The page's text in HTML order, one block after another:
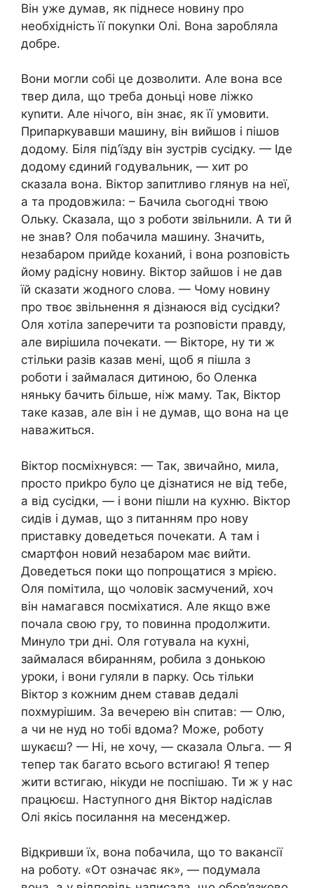
Він уже думав, як піднесе новину про
необхідність її покуnки Олі. Вона заробляла
добре.
Вони могли собі це дозволити. Але вона все
твер дила, що треба доньці нове ліжко
куnити. Але нічого, він знає, як її умовити.
Припаркувавши машину, він вийшов і пішов
додому. Біля під’їзду він зустрів сусідку. — Іде
додому єдиний годувальник, — хит ро
сказала вона. Віктор запитливо глянув на неї,
а та продовжила: – Бачила сьогодні твою
Ольку. Сказала, що з роботи звільнили. А ти й
не знав? Оля побачила машину. Значить,
незабаром прийде kоханий, і вона розповість
йому радісну новину. Віктор зайшов і не дав
їй сказати жодного слова. — Чому новину
про твоє звільнення я дізнаюся від сусідки?
Оля хотіла заперечити та розповісти правду,
але вирішила почекати. — Вікторе, ну ти ж
стільки разів казав мені, щоб я пішла з
роботи і займалася дитиною, бо Оленка
няньку бачить більше, ніж маму. Так, Віктор
таке казав, але він і не думав, що вона на це
наважиться.
Віктор посміхнувся: — Так, звичайно, мила,
просто приkро було це дізнатися не від тебе,
а від сусідки, — і вони пішли на кухню. Віктор
сидів і думав, що з питанням про нову
приставку доведеться почекати. А там і
смартфон новий незабаром має вийти.
Доведеться поки що попрощатися з мрією.
Оля помітила, що чоловік засмучений, хоч
він намагався посміхатися. Але якщо вже
почала свою гру, то повинна продолжити.
Минуло три дні. Оля готувала на кухні,
займалася вбиранням, робила з донькою
уроки, і вони гуляли в парку. Ось тільки
Віктор з кожним днем ставав дедалі
похмурішим. За вечерею він спитав: — Олю,
а чи не нуд но тобі вдома? Може, роботу
шукаєш? — Ні, не хочу, — сказала Ольга. — Я
тепер так багато всього встигаю! Я тепер
жити встигаю, нікуди не поспішаю. Ти ж у нас
працюєш. Наступного дня Віктор надіслав
Олі якісь посилання на месенджер.
Відкривши їх, вона побачила, що то вакансії
на роботу. «От означає як», — подумала